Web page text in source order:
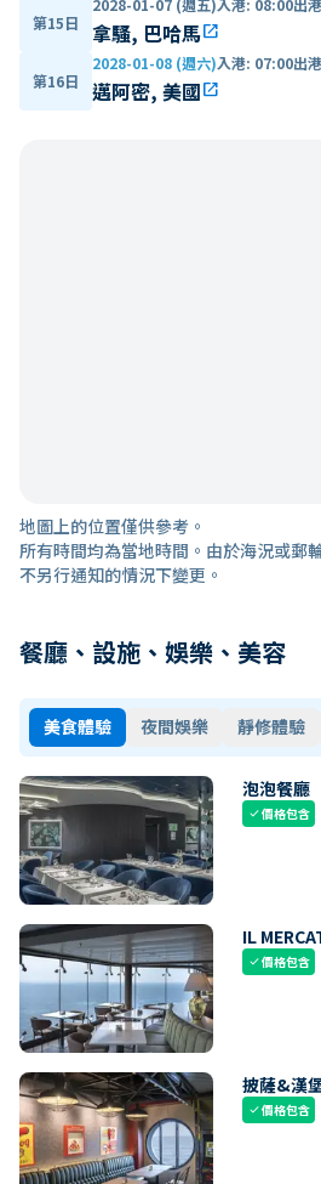
第15日 拿騷, 巴哈馬open_in_new
第16日
2028-01-08 (週六)入港: 07:00出港
邁阿密, 美國open_in_new
地圖上的位置僅供參考。
所有時間均為當地時間。由於海況或郵
不另行通知的情況下變更。
餐廳、設施、娛樂、美容
美食體驗 夜間娛樂 靜修體驗
泡泡餐廳
check價格包含
IL
check價格包含
披薩&漢
check價格包含